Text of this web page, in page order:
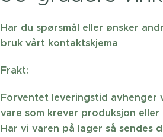
Har du spørsmål eller ønsker
bruk vårt kontaktskjema
Frakt:
Forventet leveringstid avhenger
vare som krever produksjon
Har vi varen på lager så sendes